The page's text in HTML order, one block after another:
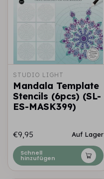
STUDIO LIGHT
Mandala Template
Stencils (6pcs) (SL-
ES-MASK399)
€9,95 Auf Lager
Schnell
hinzufügen